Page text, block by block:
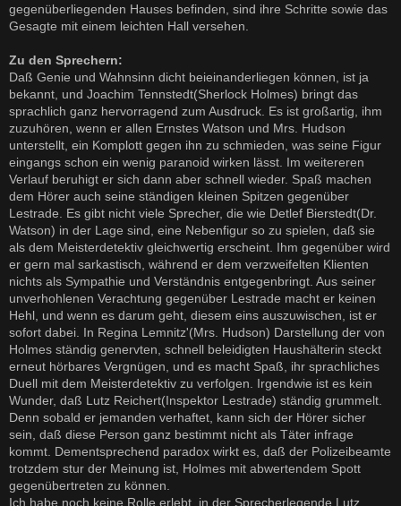
gegenüberliegenden Hauses befinden, sind ihre Schritte sowie das
Gesagte mit einem leichten Hall versehen.
Zu den Sprechern:
Daß Genie und Wahnsinn dicht beieinanderliegen können, ist ja
bekannt, und Joachim Tennstedt(Sherlock Holmes) bringt das
sprachlich ganz hervorragend zum Ausdruck. Es ist großartig, ihm
zuzuhören, wenn er allen Ernstes Watson und Mrs. Hudson
unterstellt, ein Komplott gegen ihn zu schmieden, was seine Figur
eingangs schon ein wenig paranoid wirken lässt. Im weitereren
Verlauf beruhigt er sich dann aber schnell wieder. Spaß machen
dem Hörer auch seine ständigen kleinen Spitzen gegenüber
Lestrade. Es gibt nicht viele Sprecher, die wie Detlef Bierstedt(Dr.
Watson) in der Lage sind, eine Nebenfigur so zu spielen, daß sie
als dem Meisterdetektiv gleichwertig erscheint. Ihm gegenüber wird
er gern mal sarkastisch, während er dem verzweifelten Klienten
nichts als Sympathie und Verständnis entgegenbringt. Aus seiner
unverhohlenen Verachtung gegenüber Lestrade macht er keinen
Hehl, und wenn es darum geht, diesem eins auszuwischen, ist er
sofort dabei. In Regina Lemnitz'(Mrs. Hudson) Darstellung der von
Holmes ständig genervten, schnell beleidigten Haushälterin steckt
erneut hörbares Vergnügen, und es macht Spaß, ihr sprachliches
Duell mit dem Meisterdetektiv zu verfolgen. Irgendwie ist es kein
Wunder, daß Lutz Reichert(Inspektor Lestrade) ständig grummelt.
Denn sobald er jemanden verhaftet, kann sich der Hörer sicher
sein, daß diese Person ganz bestimmt nicht als Täter infrage
kommt. Dementsprechend paradox wirkt es, daß der Polizeibeamte
trotzdem stur der Meinung ist, Holmes mit abwertendem Spott
gegenübertreten zu können.
Ich habe noch keine Rolle erlebt, in der Sprecherlegende Lutz